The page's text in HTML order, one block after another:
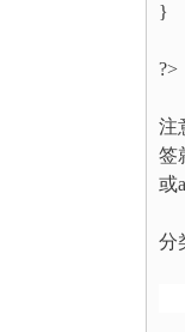
}
?>
注
签
或
分